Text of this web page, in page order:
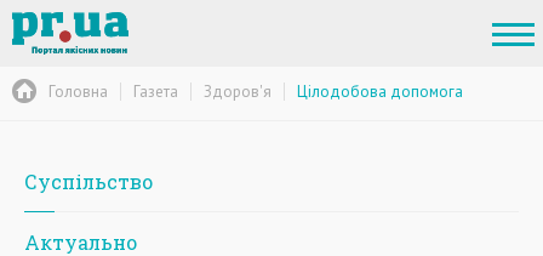
Головна Газета Здоров'я Цілодобова допомога
Суспільство
Актуально